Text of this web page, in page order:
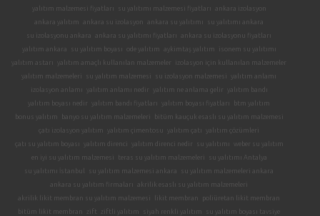
yalıtım malzemesi fiyatları
su yalıtımı malzemesi fiyatları ankara izolasyon
ankara yalıtım ankara su izolasyon ankara su yalıtımı
su yalıtımı ankara
su izolasyonu ankara ankara su yalıtımı fiyatları ankara su izolasyonu fiyatları
yalıtım ankara
su yalıtım boyası ode yalıtım aykimtaş yalıtım
isonem su yalıtımı
yalıtım astarı
yalıtım amaçlı kullanılan malzemeler
izolasyon için kullanılan malzemeler
yalıtım malzemeleri
su yalıtım malzemesi su izolasyon malzemesi
yalıtım anlamı
izolasyon anlamı
yalıtım anlamı nedir yalıtım ne anlama gelir
yalıtım bandı
yalıtım boyası nedir
yalıtım bandı fiyatları yalıtım boyası fiyatları
btm yalıtım
bonus yalıtım
banyo su yalıtım malzemeleri
bitüm kauçuk esaslı su yalıtım malzemesi
çatı izolasyon yalıtım
yalıtım çimentosu yalıtım çatı
yalıtım çözümleri
çatı su yalıtım boyası
yalıtım direnci yalıtım direnci nedir su yalıtımı
weber su yalıtım
en iyi su yalıtım malzemesi
teras su yalıtım malzemeleri
su yalıtımı Antalya
su yalıtımı İstanbul
su yalıtım malzemesi ankara
su yalıtım malzemeleri ankara
ankara su yalıtım firmaları akrilik esaslı su yalıtım malzemeleri
akrilik likit membran su yalıtım malzemesi
likit membran
poliüretan likit membran
bitüm likit membran
zift ziftli yalıtım siyah renkli yalıtım su yalıtım boyası tavsiye